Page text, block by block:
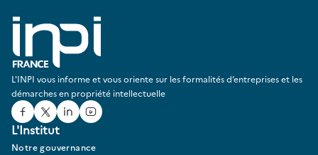
L'INPI vous informe et vous oriente sur les formalités d’entreprises et les
démarches en propriété intellectuelle
Facebook
TwitterLinked In
Youtube
L'Institut
Notre gouvernance